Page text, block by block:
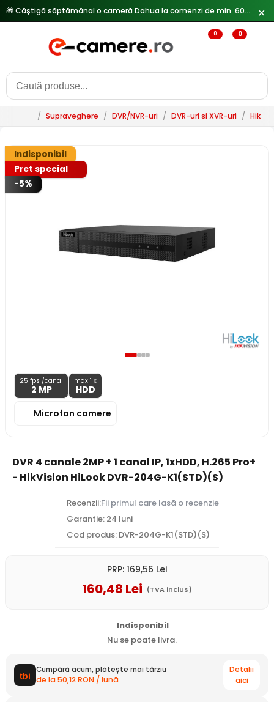
✕
0 0
/ Supraveghere / DVR/NVR-uri / DVR-uri si XVR-uri /
Indisponibil
Pret special
-5%
25 fps /canal
2 MP
max 1 x
HDD
Microfon camere
DVR 4 canale 2MP + 1 canal IP, 1xHDD, H.265 Pro+
- HikVision HiLook DVR-204G-K1(STD)(S)
Recenzii:Fii primul care lasă o recenzie
Garantie: 24 luni
Cod produs: DVR-204G-K1(STD)(S)
PRP: 169,56 Lei
160,48 Lei (TVA inclus)
Indisponibil
Nu se poate livra.
Cumpără acum, plătește mai târziu
de la 50,12 RON / lună
Detalii
aici